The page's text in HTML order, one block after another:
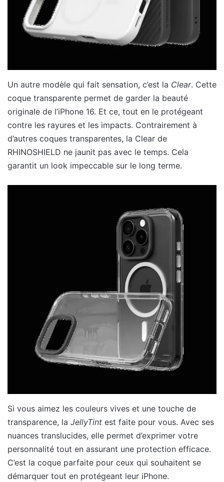
Un autre modèle qui fait sensation, c’est la Clear. Cette
coque transparente permet de garder la beauté
originale de l’iPhone 16. Et ce, tout en le protégeant
contre les rayures et les impacts. Contrairement à
d’autres coques transparentes, la Clear de
RHINOSHIELD ne jaunit pas avec le temps. Cela
garantit un look impeccable sur le long terme.
Si vous aimez les couleurs vives et une touche de
transparence, la JellyTint est faite pour vous. Avec ses
nuances translucides, elle permet d’exprimer votre
personnalité tout en assurant une protection efficace.
C’est la coque parfaite pour ceux qui souhaitent se
démarquer tout en protégeant leur iPhone.